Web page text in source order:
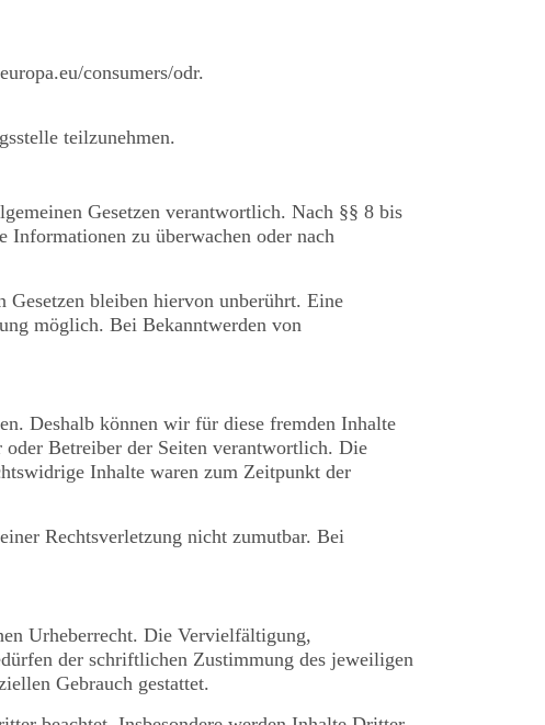
consumers/odr.
teilzunehmen.
Gesetzen verantwortlich. Nach §§ 8 bis
zu überwachen oder nach
bleiben hiervon unberührt. Eine
möglich. Bei Bekanntwerden von
Deshalb können wir für diese fremden Inhalte
Betreiber der Seiten verantwortlich. Die
Inhalte waren zum Zeitpunkt der
Rechtsverletzung nicht zumutbar. Bei
Urheberrecht. Die Vervielfältigung,
der schriftlichen Zustimmung des jeweiligen
Gebrauch gestattet.